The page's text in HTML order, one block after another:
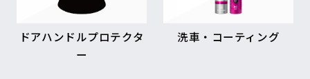
ドアハンドルプロテクタ
ー
洗車・コーティング